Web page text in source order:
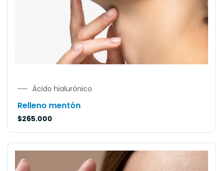
Ácido hialurónico
Relleno mentón
$265.000